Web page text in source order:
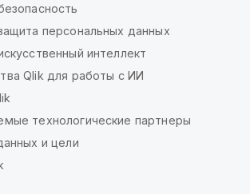
персональных данных
интеллект
Qlik для работы с ИИ
технологические партнеры
и цели